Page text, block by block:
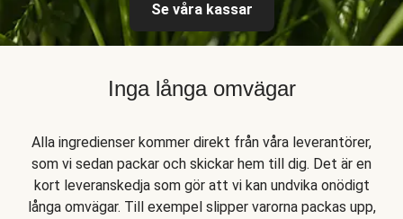
Se våra kassar
Inga långa omvägar
Alla ingredienser kommer direkt från våra leverantörer,
som vi sedan packar och skickar hem till dig. Det är en
kort leveranskedja som gör att vi kan undvika onödigt
långa omvägar. Till exempel slipper varorna packas upp,